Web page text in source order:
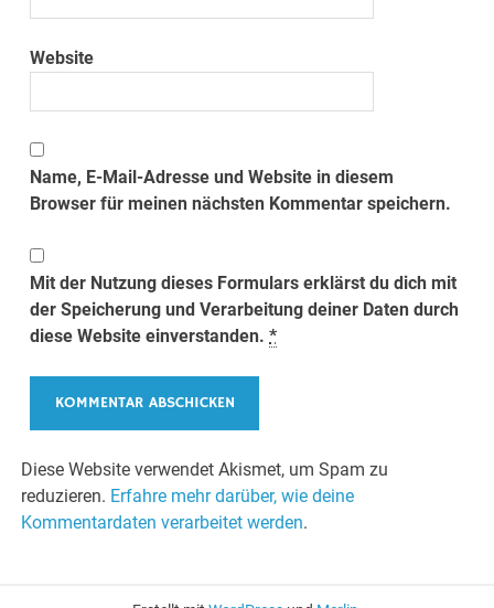
Website
Name, E-Mail-Adresse und Website in diesem
Browser für meinen nächsten Kommentar speichern.
Mit der Nutzung dieses Formulars erklärst du dich mit
der Speicherung und Verarbeitung deiner Daten durch
diese Website einverstanden.*
Diese Website verwendet Akismet, um Spam zu
reduzieren. Erfahre mehr darüber, wie deine
Kommentardaten verarbeitet werden.